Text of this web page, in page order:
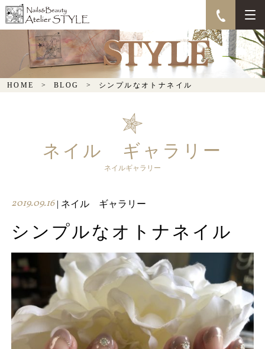
シンプルなオトナネイル
HOME BLOG シンプルなオトナネイル
ネイル ギャラリー
ネイルギャラリー
2019.09.16| ネイル ギャラリー
シンプルなオトナネイル